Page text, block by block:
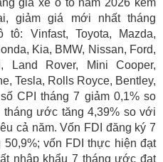
giá xe ô tô năm 2026 kèm
giảm giá mới nhất tháng
Vinfast, Toyota, Mazda,
Kia, BMW, Nissan, Ford,
Land Rover, Mini Cooper,
Tesla, Rolls Royce, Bentley,
CPI tháng 7 giảm 0,1% so
ước tăng 4,39% so với
cả năm. Vốn FDI đăng ký 7
vốn FDI thực hiện đạt
nhập khẩu 7 tháng ước đạt